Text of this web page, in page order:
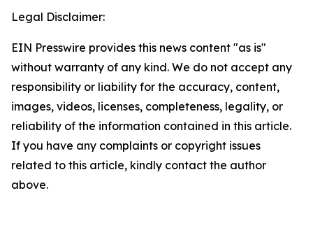
Legal Disclaimer:
EIN Presswire provides this news content "as is"
without warranty of any kind. We do not accept any
responsibility or liability for the accuracy, content,
images, videos, licenses, completeness, legality, or
reliability of the information contained in this article.
If you have any complaints or copyright issues
related to this article, kindly contact the author
above.